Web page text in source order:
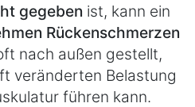
gegeben ist, kann ein
Rückenschmerzen
nach außen gestellt,
veränderten Belastung
führen kann.